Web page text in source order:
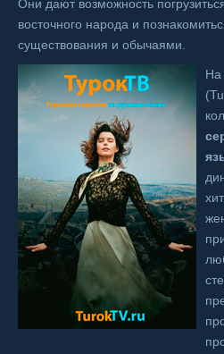
Они дают возможность
восточного народа и
существования и обычаями.
На